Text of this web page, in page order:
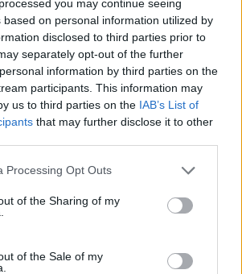
you may continue seeing
based on personal information utilized by
disclosed to third parties prior to
separately opt-out of the further
information by third parties on the
participants. This information may
us to third parties on the IAB’s List of
that may further disclose it to other
Processing Opt Outs
of the Sharing of my
of the Sale of my